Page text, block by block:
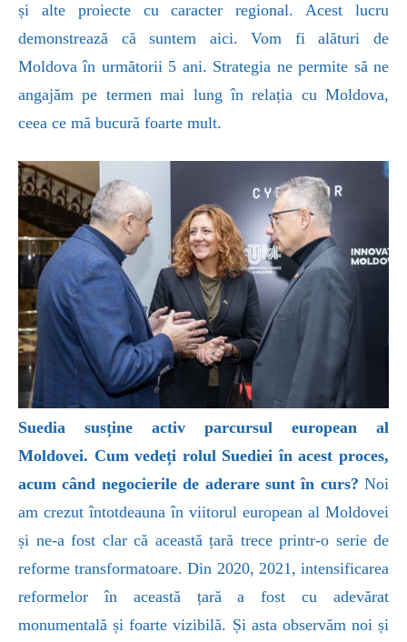
și alte proiecte cu caracter regional. Acest lucru
demonstrează că suntem aici. Vom fi alături de
Moldova în următorii 5 ani. Strategia ne permite să ne
angajăm pe termen mai lung în relația cu Moldova,
ceea ce mă bucură foarte mult.
Suedia susține activ parcursul european al
Moldovei. Cum vedeți rolul Suediei în acest proces,
acum când negocierile de aderare sunt în curs? Noi
am crezut întotdeauna în viitorul european al Moldovei
și ne-a fost clar că această țară trece printr-o serie de
reforme transformatoare. Din 2020, 2021, intensificarea
reformelor în această țară a fost cu adevărat
monumentală și foarte vizibilă. Și asta observăm noi și